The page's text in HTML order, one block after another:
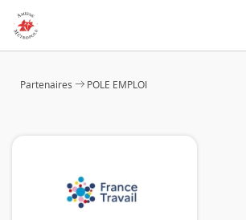
Partenaires POLE EMPLOI